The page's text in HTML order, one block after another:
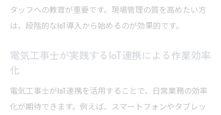
タッフへの教育が重要です。現場管理の質を高めたい方
は、段階的なIoT導入から始めるのが効果的です。
電気工事士が実践するIoT連携による作業効率
化
電気工事士がIoT連携を活用することで、日常業務の効率
化が期待できます。例えば、スマートフォンやタブレッ